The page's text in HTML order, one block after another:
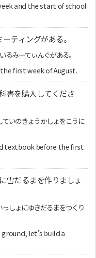
and the start of school
ティングがある。
るみーてぃんぐがある。
first week of August.
書を購入してくださ
いのきょうかしょをこうに
textbook before the first
雪だるまを作りましょ
しょにゆきだるまをつくり
let’s build a